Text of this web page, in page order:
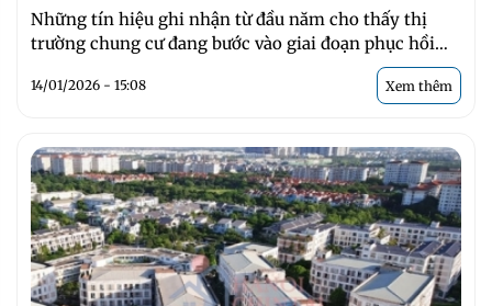
Những tín hiệu ghi nhận từ đầu năm cho thấy thị
trường chung cư đang bước vào giai đoạn phục hồi
14/01/2026 - 15:08 Xem thêm